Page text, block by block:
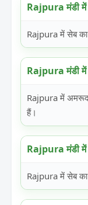
Rajpura मंडी में
Rajpura में सेब
Rajpura मंडी में
Rajpura में
हैं।
Rajpura मंडी में
Rajpura में सेब